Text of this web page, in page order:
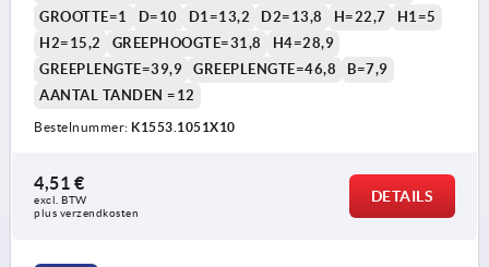
GROOTTE=1
D=10 D1=13,2 D2=13,8 H=22,7
H1=5
H2=15,2
GREEPHOOGTE=31,8
H4=28,9
GREEPLENGTE=39,9
GREEPLENGTE=46,8
B=7,9
AANTAL TANDEN =12
Bestelnummer: K1553.1051X10
4,51 €
excl. BTW
plus verzendkosten
DETAILS